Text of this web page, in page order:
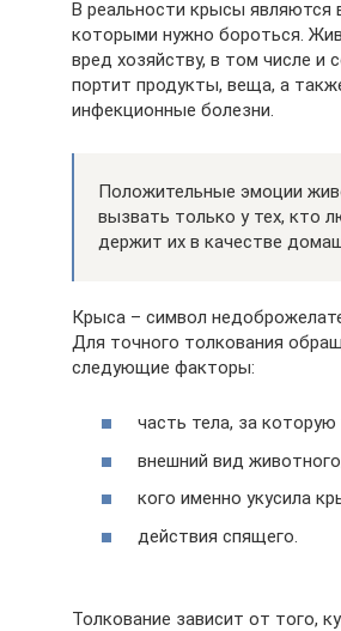
В реальности крысы являются
которыми нужно бороться.
вред хозяйству, в том числе и
портит продукты, веща, а
инфекционные болезни.
Положительные эмоции
вызвать только у тех, кто
держит их в качестве
Крыса – символ
Для точного толкования
следующие факторы:
часть тела, за которую
внешний вид
кого именно укусила
действия спящего.
Толкование зависит от того,